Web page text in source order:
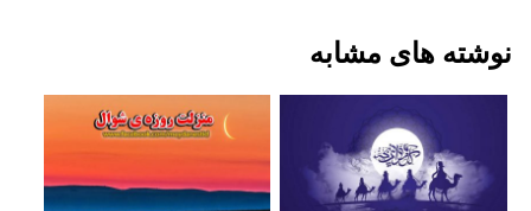
نوشته های مشابه